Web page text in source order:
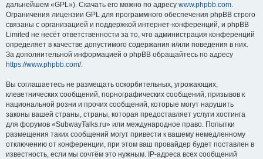
дальнейшем «GPL»). Скачать его можно по адресу www.phpbb.com.
Ограничения лицензии GPL для программного обеспечения phpBB строго
связаны с организацией и поддержкой интернет-конференций, и phpBB
Limited не несёт ответственности за то, что администрация конференций
определяет в качестве допустимого содержания и/или поведения в них.
За дополнительной информацией о phpBB обращайтесь по адресу
https://www.phpbb.com/.
Вы соглашаетесь не размещать оскорбительных, угрожающих,
клеветнических сообщений, порнографических сообщений, призывов к
национальной розни и прочих сообщений, которые могут нарушить
законы вашей страны, страны, которая предоставляет услуги хостинга
для форумов «SubwayTalks.ru» или международное право. Попытки
размещения таких сообщений могут привести к вашему немедленному
отключению от конференции, при этом ваш провайдер будет поставлен в
известность, если мы сочтём это нужным. IP-адреса всех сообщений